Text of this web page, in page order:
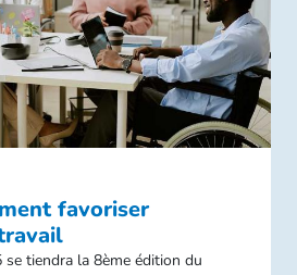
favoriser
tiendra la 8ème édition du